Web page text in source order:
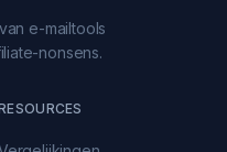
e-mailtools
nonsens.